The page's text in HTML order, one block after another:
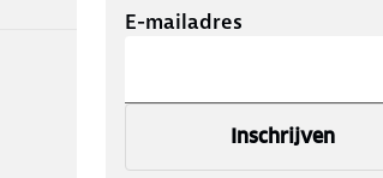
E-mailadres
Inschrijven